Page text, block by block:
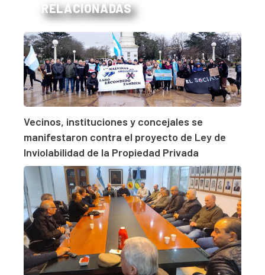
RELACIONADAS
Vecinos, instituciones y concejales se
manifestaron contra el proyecto de Ley de
Inviolabilidad de la Propiedad Privada